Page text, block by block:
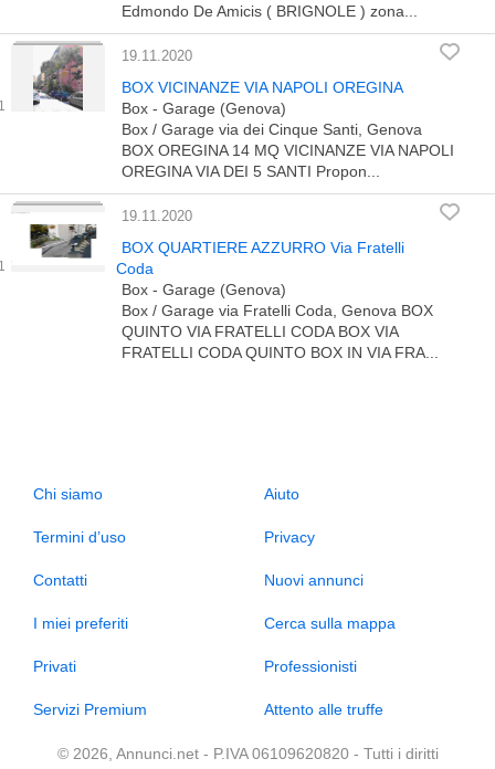
Edmondo De Amicis ( BRIGNOLE ) zona...
19.11.2020
BOX VICINANZE VIA NAPOLI OREGINA
Box - Garage (Genova)
Box / Garage via dei Cinque Santi, Genova
BOX OREGINA 14 MQ VICINANZE VIA NAPOLI
OREGINA VIA DEI 5 SANTI Propon...
19.11.2020
BOX QUARTIERE AZZURRO Via Fratelli
Coda
Box - Garage (Genova)
Box / Garage via Fratelli Coda, Genova BOX
QUINTO VIA FRATELLI CODA BOX VIA
FRATELLI CODA QUINTO BOX IN VIA FRA...
Chi siamo Aiuto
Termini d’uso Privacy
Contatti Nuovi annunci
I miei preferiti Cerca sulla mappa
Privati Professionisti
Servizi Premium Attento alle truffe
© 2026, Annunci.net - P.IVA 06109620820 - Tutti i diritti